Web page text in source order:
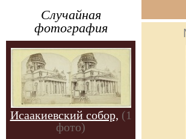
Случайная
фотография
Исаакиевский собор, (1
фото)